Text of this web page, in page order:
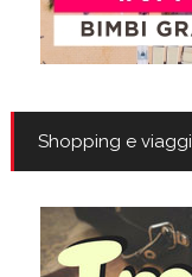
Shopping e viaggi